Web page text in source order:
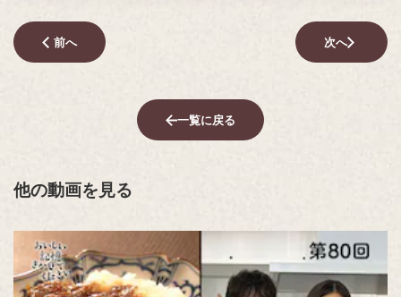
前へ 次へ
一覧に戻る
他の動画を見る